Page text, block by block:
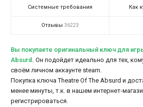
Системные требования Как
Отзывы 36223
Вы покупаете оригинальный ключ для
Absurd . Он подойдет идеально для тех,
своём личном аккаунте steam.
Покупка ключа Theatre Of The Absurd и
менее минуты, т.к. в нашем интернет-
регистрироваться.